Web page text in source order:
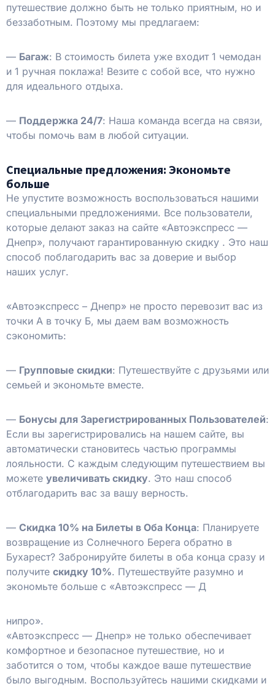
путешествие должно быть не только приятным, но и
беззаботным. Поэтому мы предлагаем:
— Багаж: В стоимость билета уже входит 1 чемодан
и 1 ручная поклажа! Везите с собой все, что нужно
для идеального отдыха.
— Поддержка 24/7: Наша команда всегда на связи,
чтобы помочь вам в любой ситуации.
Специальные предложения: Экономьте
больше
Не упустите возможность воспользоваться нашими
специальными предложениями. Все пользователи,
которые делают заказ на сайте «Автоэкспресс —
Днепр», получают гарантированную скидку . Это наш
способ поблагодарить вас за доверие и выбор
наших услуг.
«Автоэкспресс – Днепр» не просто перевозит вас из
точки А в точку Б, мы даем вам возможность
сэкономить:
— Групповые скидки: Путешествуйте с друзьями или
семьей и экономьте вместе.
— Бонусы для Зарегистрированных Пользователей:
Если вы зарегистрировались на нашем сайте, вы
автоматически становитесь частью программы
лояльности. С каждым следующим путешествием вы
можете увеличивать скидку. Это наш способ
отблагодарить вас за вашу верность.
— Скидка 10% на Билеты в Оба Конца: Планируете
возвращение из Солнечного Берега обратно в
Бухарест? Забронируйте билеты в оба конца сразу и
получите скидку 10%. Путешествуйте разумно и
экономьте больше с «Автоэкспресс — Д
нипро».
«Автоэкспресс — Днепр» не только обеспечивает
комфортное и безопасное путешествие, но и
заботится о том, чтобы каждое ваше путешествие
было выгодным. Воспользуйтесь нашими скидками и